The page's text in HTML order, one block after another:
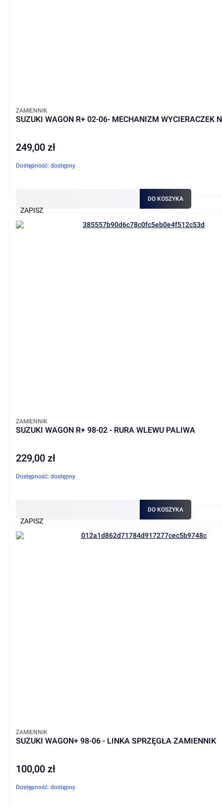
SUZUKI WAGON R+ 02-06- MECHANIZM WYCIERACZEK
PRODUCENT
ZAMIENNIK
Cena
249,00 zł
Dostępność: dostępny
ZAPISZ
DO KOSZYKA
SUZUKI WAGON R+ 98-02 - RURA WLEWU PALIWA
PRODUCENT
ZAMIENNIK
Cena
229,00 zł
Dostępność: dostępny
ZAPISZ
DO KOSZYKA
SUZUKI WAGON+ 98-06 - LINKA SPRZĘGŁA ZAMIENNIK
PRODUCENT
ZAMIENNIK
Cena
100,00 zł
Dostępność: dostępny